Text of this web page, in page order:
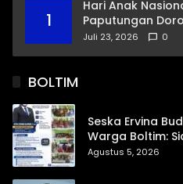
1
Hari Anak
Paputungan
Pendidikan dan
Juli 23, 2026 0
BOLTIM
Seska Ervina
Warga Boltim:
Trans, hingga
Agustus 5, 2026